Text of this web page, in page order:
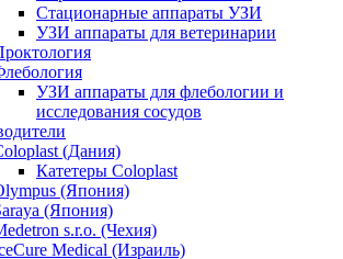
Стационарные аппараты УЗИ
УЗИ аппараты для ветеринарии
УЗИ аппараты для флебологии и
исследования сосудов
(Дания)
Катетеры Coloplast
(Япония)
(Япония)
s.r.o. (Чехия)
Medical (Израиль)